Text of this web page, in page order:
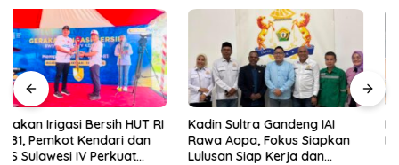
Kadin Sultra Gandeng IAI
Rawa Aopa, Fokus Siapkan
Lulusan Siap Kerja dan
Puluhan Tenant Ramaikan
Festival Kuliner Sultra Maimo
2026